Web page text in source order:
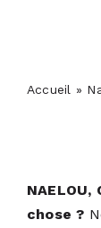
Accueil »
chose ?